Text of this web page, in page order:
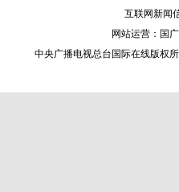
互联网新闻
网站运营：国
中央广播电视总台国际在线版权